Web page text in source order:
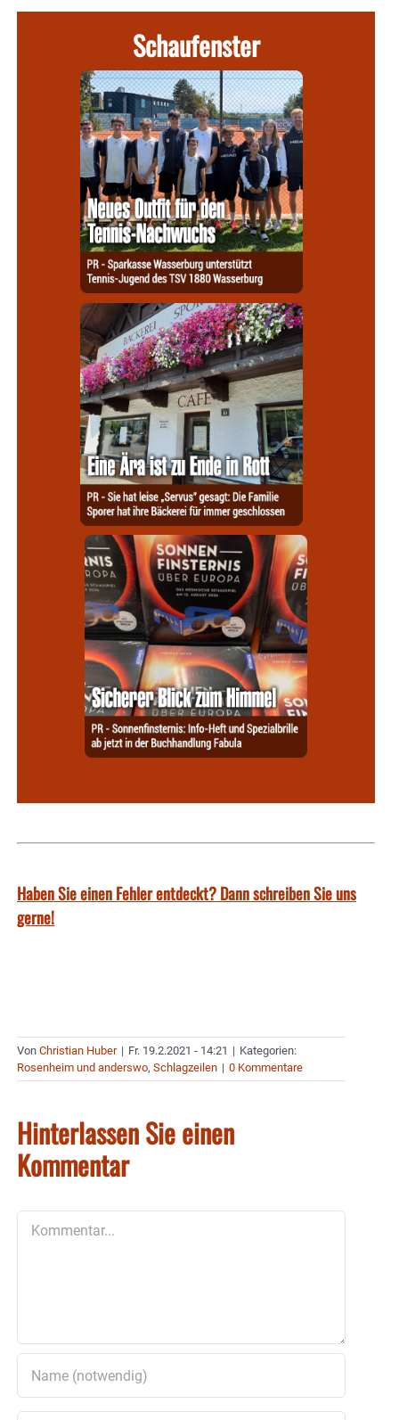
Schaufenster
Haben Sie einen Fehler entdeckt? Dann schreiben Sie uns
gerne!
Von Christian Huber | Fr. 19.2.2021 - 14:21 | Kategorien:
Rosenheim und anderswo, Schlagzeilen | 0 Kommentare
Hinterlassen Sie einen
Kommentar